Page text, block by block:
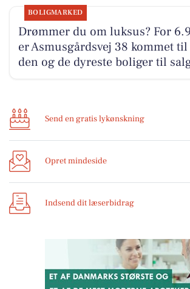
BOLIGMARKED
Drømmer du om luksus? For
er Asmusgårdsvej 38 kommet til
den og de dyreste boliger til
Send en gratis lykønskning
Opret mindeside
Indsend dit læserbidrag